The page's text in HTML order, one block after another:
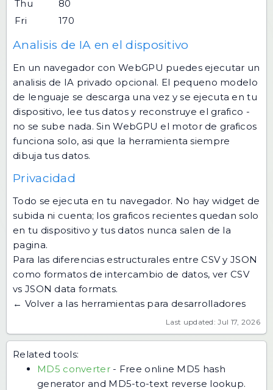
Thu
80
Fri
170
Analisis de IA en el dispositivo
En un navegador con WebGPU puedes ejecutar un
analisis de IA privado opcional. El pequeno modelo
de lenguaje se descarga una vez y se ejecuta en tu
dispositivo, lee tus datos y reconstruye el grafico -
no se sube nada. Sin WebGPU el motor de graficos
funciona solo, asi que la herramienta siempre
dibuja tus datos.
Privacidad
Todo se ejecuta en tu navegador. No hay widget de
subida ni cuenta; los graficos recientes quedan solo
en tu dispositivo y tus datos nunca salen de la
pagina.
Para las diferencias estructurales entre CSV y JSON
como formatos de intercambio de datos, ver CSV
vs JSON data formats.
← Volver a las herramientas para desarrolladores
Last updated: Jul 17, 2026
Related tools:
MD5 converter- Free online MD5 hash
generator and MD5-to-text reverse lookup.